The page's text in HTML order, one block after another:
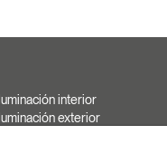
Iluminación interior
Iluminación exterior